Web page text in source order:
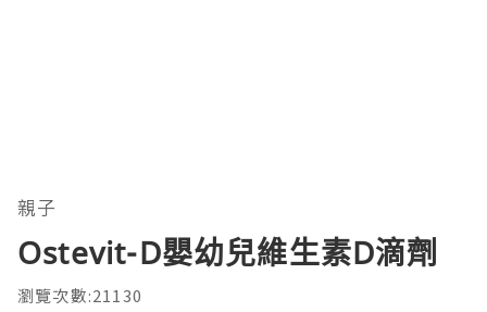
親子
Ostevit-D嬰幼兒維生素D滴劑
瀏覽次數:21130